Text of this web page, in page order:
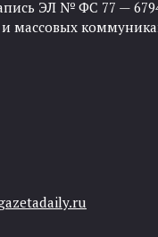
ЭЛ № ФС 77 —
массовых